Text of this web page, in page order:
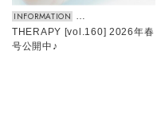
INFORMATION
THERAPY [vol.160] 2026年春
号公開中♪